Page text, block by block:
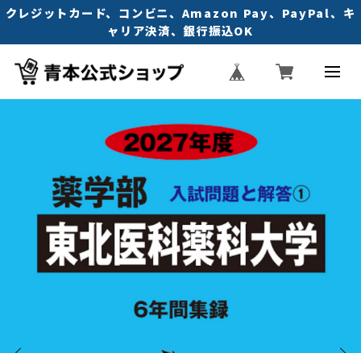
クレジットカード、コンビニ、Amazon Pay、PayPal、キ
ャリア決済、銀行振込OK